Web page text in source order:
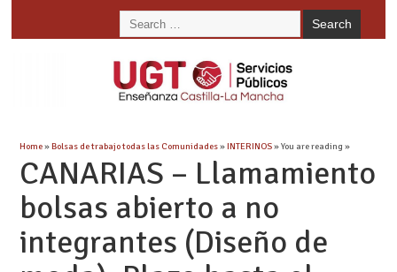
Home»Bolsas de trabajo todas las Comunidades»INTERINOS» You are reading »
CANARIAS – Llamamiento
bolsas abierto a no
integrantes (Diseño de